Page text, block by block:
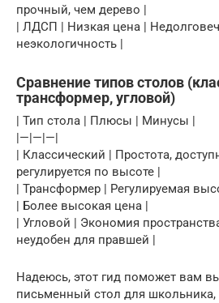
прочный, чем дерево |
| ЛДСП | Низкая цена |
неэкологичность |
Сравнение типов столов
трансформер, угловой)
| Тип стола | Плюсы | Минусы |
|—|—|—|
| Классический | Простота,
регулируется по высоте |
| Трансформер | Регулируемая
| Более высокая цена |
| Угловой | Экономия
неудобен для правшей |
Надеюсь, этот гид поможет вам
письменный стол для школьника,